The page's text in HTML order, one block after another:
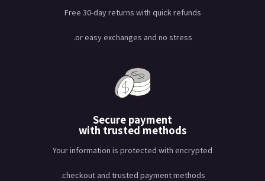
Free 30-day returns with quick refunds
or easy exchanges and no stress.
Secure payment
with trusted methods
Your information is protected with encrypted
checkout and trusted payment methods.